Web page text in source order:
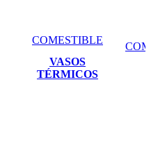
COMESTIBLE
VASOS
TÉRMICOS